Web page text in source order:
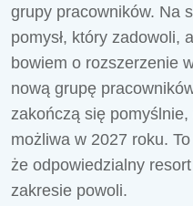
grupy pracowników. Na
pomysł, który zadowoli,
bowiem o rozszerzenie
nową grupę
zakończą się
możliwa w 2027 roku.
że odpowiedzialny
zakresie powoli.